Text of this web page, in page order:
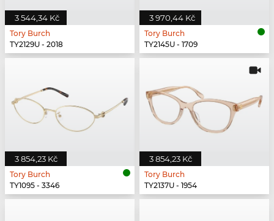
3 544,34 Kč
Tory Burch
TY2129U - 2018
3 970,44 Kč
Tory Burch
TY2145U - 1709
3 854,23 Kč
Tory Burch
TY1095 - 3346
3 854,23 Kč
Tory Burch
TY2137U - 1954